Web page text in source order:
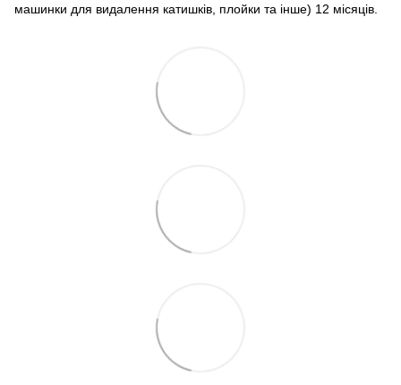
машинки для видалення катишків, плойки та інше) 12 місяців.